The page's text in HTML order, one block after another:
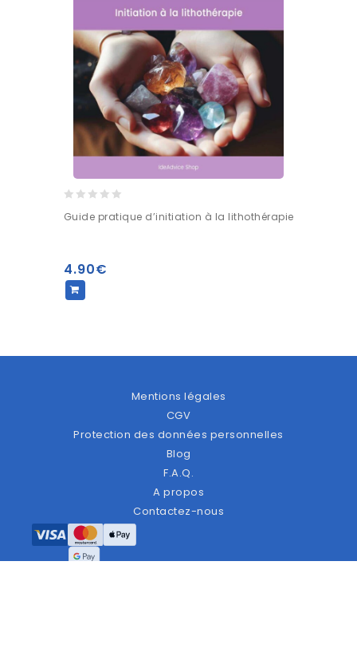
sur
Guide pratique d’initiation à la lithothérapie
4.90€
Mentions légales
CGV
Protection des données personnelles
Blog
F.A.Q.
A propos
Contactez-nous